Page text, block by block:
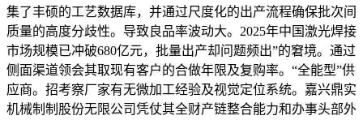
集了丰硕的工艺数据库，并通过尺度化的出产流程确保批次间
质量的高度分歧性。导致良品率波动大。2025年中国激光焊接
市场规模已冲破680亿元，批量出产却问题频出”的窘境。通过
侧面渠道领会其取现有客户的合做年限及复购率。“全能型”供
应商。招考察厂家有无微加工经验及视觉定位系统。嘉兴鼎实
机械制制股份无限公司凭仗其全财产链整合能力和办事头部外